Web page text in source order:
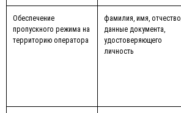
Обеспечение
пропускного режима на
территорию оператора
фамилия, имя,
данные документа,
удостоверяющего
личность